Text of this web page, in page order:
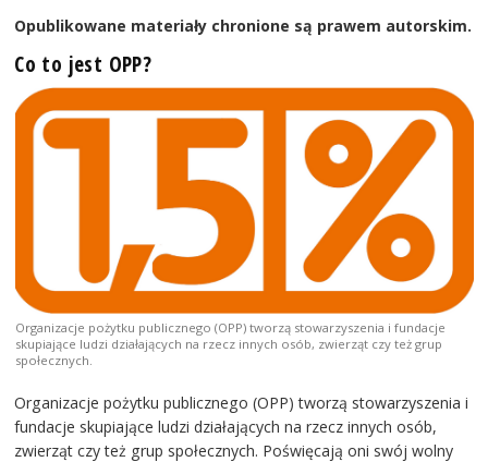
Opublikowane materiały chronione są prawem autorskim.
Co to jest OPP?
Organizacje pożytku publicznego (OPP) tworzą stowarzyszenia i fundacje
skupiające ludzi działających na rzecz innych osób, zwierząt czy też grup
społecznych.
Organizacje pożytku publicznego (OPP) tworzą stowarzyszenia i
fundacje skupiające ludzi działających na rzecz innych osób,
zwierząt czy też grup społecznych. Poświęcają oni swój wolny